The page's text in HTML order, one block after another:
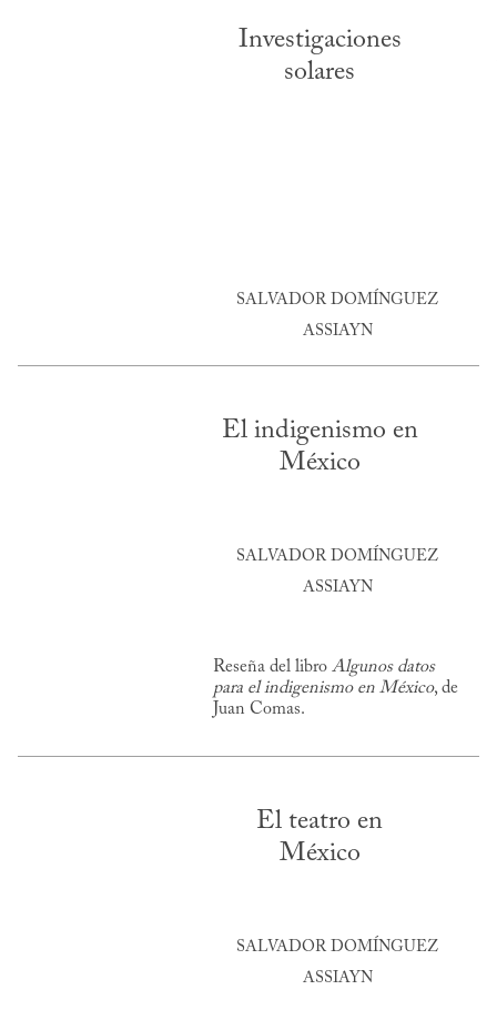
Investigaciones
solares
SALVADOR DOMÍNGUEZ
ASSIAYN
El indigenismo en
México
SALVADOR DOMÍNGUEZ
ASSIAYN
Reseña del libro Algunos datos
para el indigenismo en México, de
Juan Comas.
El teatro en
México
SALVADOR DOMÍNGUEZ
ASSIAYN